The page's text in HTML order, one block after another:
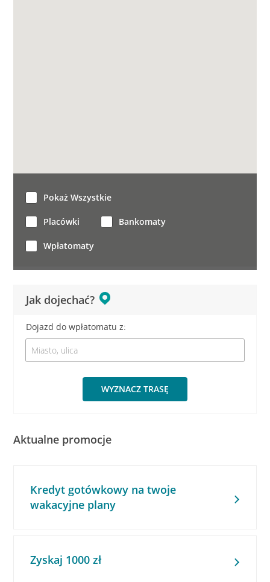
Jak dojechać?
Dojazd do wpłatomatu z:
WYZNACZ TRASĘ
Pokaż Wszystkie
Placówki Bankomaty
Wpłatomaty
Aktualne promocje
Kredyt gotówkowy na twoje
wakacyjne plany
Zyskaj 1000 zł